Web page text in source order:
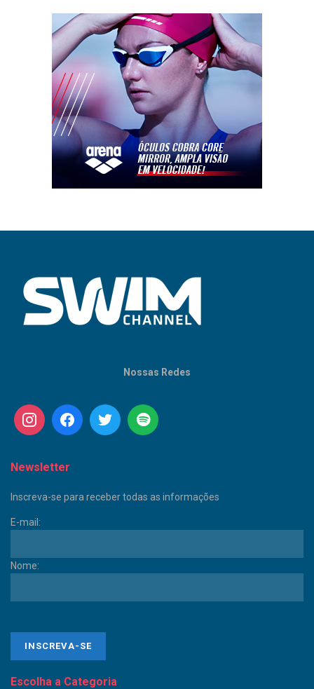
Nossas Redes
Newsletter
Inscreva-se para receber todas as informações
E-mail:
Nome:
Escolha a Categoria